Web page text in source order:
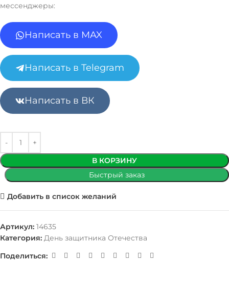
мессенджеры:
Написать в MAX
Написать в Telegram
Написать в ВК
В КОРЗИНУ
Быстрый заказ
Добавить в список желаний
Артикул: 14635
Категория: День защитника Отечества
Поделиться: